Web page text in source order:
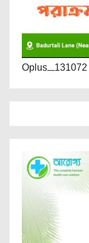
Oplus_131072